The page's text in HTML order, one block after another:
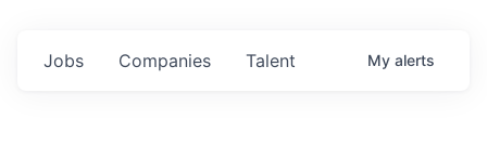
Jobs Companies Talent My alerts